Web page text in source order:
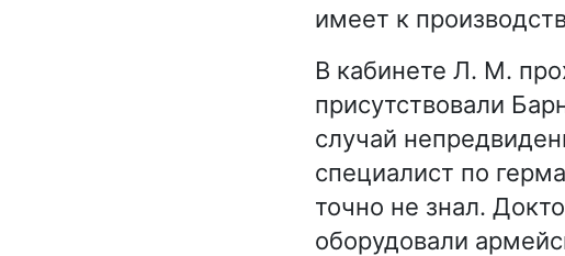
имеет к
В кабинете Л. М.
присутствовали
случай
специалист по
точно не знал.
оборудовали